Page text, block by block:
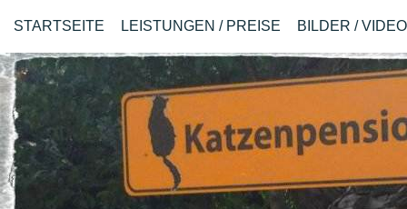
STARTSEITE LEISTUNGEN / PREISE BILDER /